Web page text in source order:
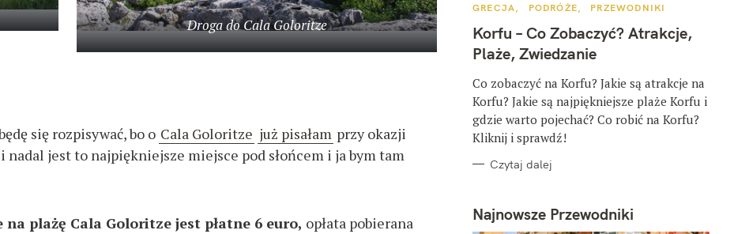
Droga do Cala Goloritze
się rozpisywać, bo o Cala Goloritze już pisałam przy okazji
jest to najpiękniejsze miejsce pod słońcem i ja bym tam
plażę Cala Goloritze jest płatne 6 euro, opłata pobierana
K
T
E
G
O
I
E
GRECJA PODRÓŻE PRZEWODNIKI
Korfu – Co Zobaczyć? Atrakcje,
Plaże, Zwiedzanie
Co zobaczyć na Korfu? Jakie są atrakcje na
Korfu? Jakie są najpiękniejsze plaże Korfu i
gdzie warto pojechać? Co robić na Korfu?
Kliknij i sprawdź!
Czytaj dalej
Najnowsze Przewodniki